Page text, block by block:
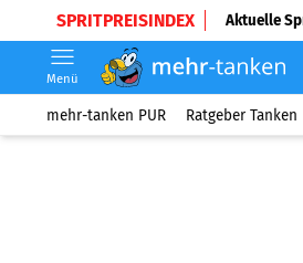
SPRITPREISINDEX Aktuelle
Menü
mehr-tanken PUR Ratgeber Tanken